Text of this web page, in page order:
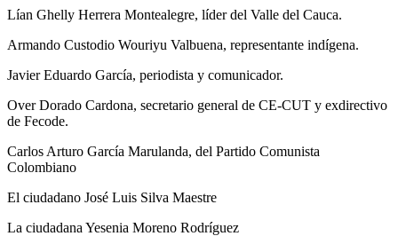
Lían Ghelly Herrera Montealegre, líder del Valle del Cauca.
Armando Custodio Wouriyu Valbuena, representante indígena.
Javier Eduardo García, periodista y comunicador.
Over Dorado Cardona, secretario general de CE-CUT y exdirectivo
de Fecode.
Carlos Arturo García Marulanda, del Partido Comunista
Colombiano
El ciudadano José Luis Silva Maestre
La ciudadana Yesenia Moreno Rodríguez